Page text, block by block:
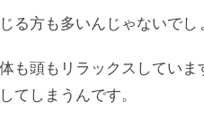
る方も多いんじゃないでし
も頭もリラックスしてい
てしまうんです。